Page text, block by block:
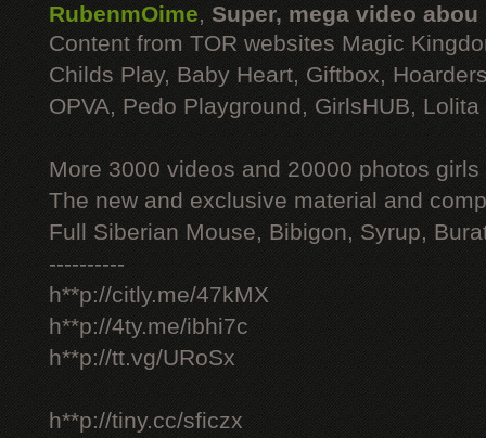
RubenmOime, Super, mega video abou
Content from TOR websites Magic
Childs Play, Baby Heart, Giftbox,
OPVA, Pedo Playground, GirlsHUB, Lolita
More 3000 videos and 20000 photos
The new and exclusive material and
Full Siberian Mouse, Bibigon, Syrup,
----------
h**p://citly.me/47kMX
h**p://4ty.me/ibhi7c
h**p://tt.vg/URoSx
h**p://tiny.cc/sficzx